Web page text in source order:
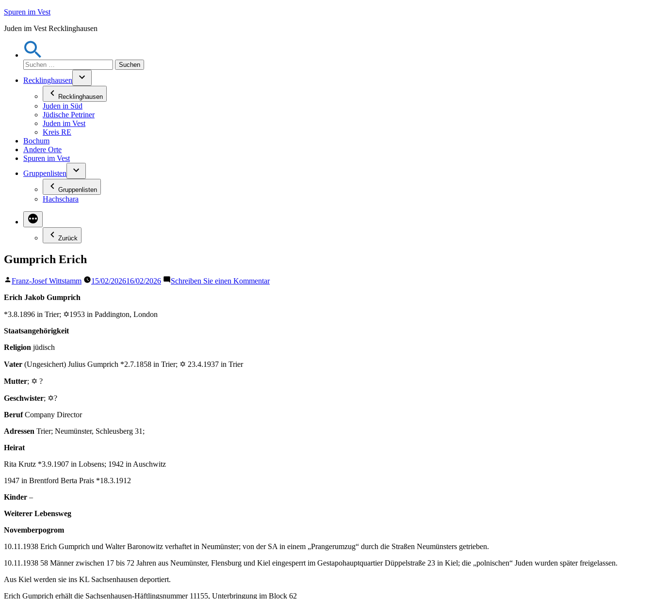
Zum
springen
Spuren im Vest
Juden im Vest Recklinghausen
Suchen
nach:
Recklinghausen
Recklinghausen
Juden in Süd
Jüdische Petriner
Juden im Vest
Kreis RE
Bochum
Andere Orte
Spuren im Vest
Gruppenlisten
Gruppenlisten
Hachschara
Zurück
Gumprich Erich
Veröffentlicht
Franz-Josef Wittstamm 15/02/202616/02/2026 Schreiben Sie einen Kommentarzu
Erich Jakob Gumprich
*3.8.1896 in Trier; ✡1953 in Paddington, London
Staatsangehörigkeit
Religion jüdisch
Vater (Ungesichert) Julius Gumprich *2.7.1858 in Trier; ✡ 23.4.1937 in Trier
Mutter; ✡ ?
Geschwister; ✡?
BerufCompany Director
Adressen Trier; Neumünster, Schleusberg 31;
Heirat
Rita Krutz *3.9.1907 in Lobsens; 1942 in Auschwitz
1947 in Brentford Berta Prais *18.3.1912
Kinder –
Weiterer Lebensweg
Novemberpogrom
10.11.1938 Erich Gumprich und Walter Baronowitz verhaftet in Neumünster; von der SA in einem „Prangerumzug“ durch die Straßen Neumünsters getrieben.
10.11.1938 58 Männer zwischen 17 bis 72 Jahren aus Neumünster, Flensburg und Kiel eingesperrt im Gestapohauptquartier Düppelstraße 23 in Kiel; die „polnischen“ Juden wurden später freigelassen.
Aus Kiel werden sie ins KL Sachsenhausen deportiert.
Erich Gumprich erhält die Sachsenhausen-Häftlingsnummer 11155, Unterbringung im Block 62